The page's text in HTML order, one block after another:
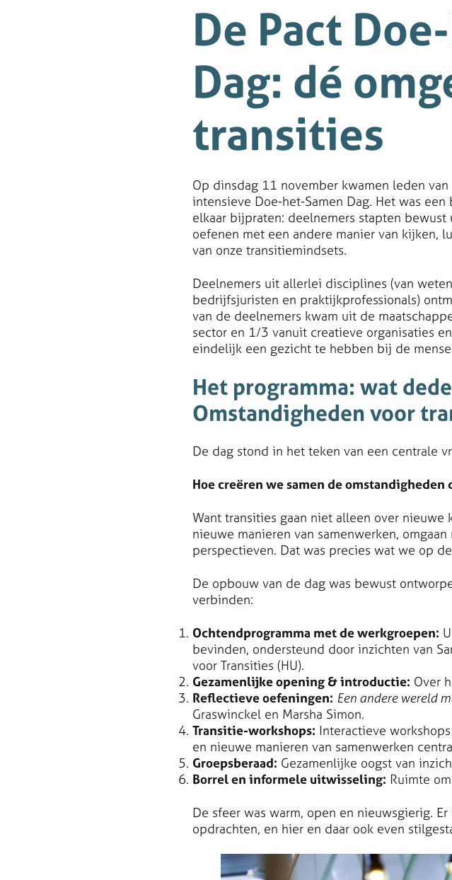
De Pact
Dag: dé
transities
Op dinsdag 11 november kwamen leden
intensieve Doe-het-Samen Dag. Het was
elkaar bijpraten: deelnemers stapten
oefenen met een andere manier van kijken,
van onze transitiemindsets.
Deelnemers uit allerlei disciplines (van
bedrijfsjuristen en praktijkprofessionals)
van de deelnemers kwam uit de
sector en 1/3 vanuit creatieve organisaties
eindelijk een gezicht te hebben bij de
Het programma: wat
Omstandigheden voor
De dag stond in het teken van een centrale
Hoe creëren we samen de
Want transities gaan niet alleen over nieuwe
nieuwe manieren van samenwerken,
perspectieven. Dat was precies wat we op
De opbouw van de dag was bewust
verbinden:
Ochtendprogramma met de werkgroepen:
bevinden, ondersteund door inzichten van
voor Transities (HU).
Gezamenlijke opening & introductie: Over
Reflectieve oefeningen: Een andere wereld
Graswinckel en Marsha Simon.
Transitie-workshops: Interactieve
en nieuwe manieren van samenwerken
Groepsberaad: Gezamenlijke oogst van
Borrel en informele uitwisseling: Ruimte
De sfeer was warm, open en nieuwsgierig.
opdrachten, en hier en daar ook even